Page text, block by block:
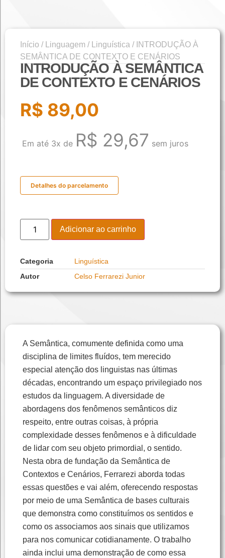
Início / Linguagem / Linguística / INTRODUÇÃO À
SEMÂNTICA DE CONTEXTO E CENÁRIOS
INTRODUÇÃO À SEMÂNTICA
DE CONTEXTO E CENÁRIOS
R$ 89,00
Em até 3x de R$ 29,67 sem juros
Detalhes do parcelamento
Adicionar ao carrinho
Categoria
Linguística
Autor
Celso Ferrarezi Junior
A Semântica, comumente definida como uma
disciplina de limites fluídos, tem merecido
especial atenção dos linguistas nas últimas
décadas, encontrando um espaço privilegiado nos
estudos da linguagem. A diversidade de
abordagens dos fenômenos semânticos diz
respeito, entre outras coisas, à própria
complexidade desses fenômenos e à dificuldade
de lidar com seu objeto primordial, o sentido.
Nesta obra de fundação da Semântica de
Contextos e Cenários, Ferrarezi aborda todas
essas questões e vai além, oferecendo respostas
por meio de uma Semântica de bases culturais
que demonstra como constituímos os sentidos e
como os associamos aos sinais que utilizamos
para nos comunicar cotidianamente. O trabalho
ainda inclui uma demonstração de como essa